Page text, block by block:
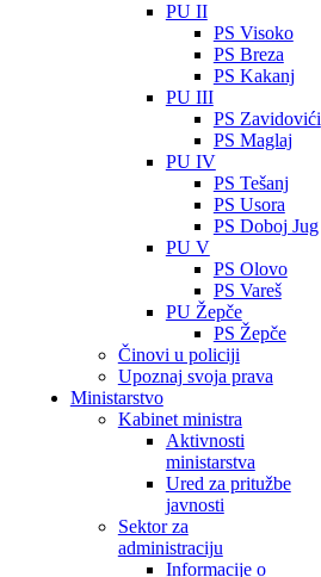
PU II
PS Visoko
PS Breza
PS Kakanj
PU III
PS Zavidovići
PS Maglaj
PU IV
PS Tešanj
PS Usora
PS Doboj Jug
PU V
PS Olovo
PS Vareš
PU Žepče
PS Žepče
Činovi u policiji
Upoznaj svoja prava
Ministarstvo
Kabinet ministra
Aktivnosti
ministarstva
Ured za pritužbe
javnosti
Sektor za
administraciju
Informacije o